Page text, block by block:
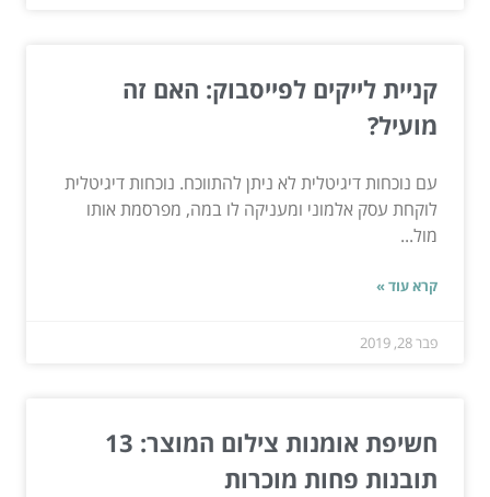
קניית לייקים לפייסבוק: האם זה
מועיל?
עם נוכחות דיגיטלית לא ניתן להתווכח. נוכחות דיגיטלית
לוקחת עסק אלמוני ומעניקה לו במה, מפרסמת אותו
מול...
קרא עוד »
פבר 28, 2019
חשיפת אומנות צילום המוצר: 13
תובנות פחות מוכרות